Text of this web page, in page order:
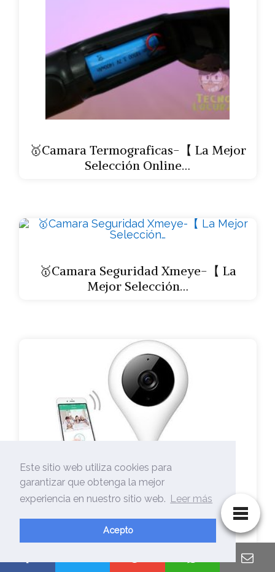
🥇Camara Termograficas-【 La Mejor
Selección Online…
🥇Camara Seguridad Xmeye-【 La
Mejor Selección…
🥇Camara Seguridad Xion-【 La
Mejor Selección…
Este sitio web utiliza cookies para
garantizar que obtenga la mejor
experiencia en nuestro sitio web. Leer más
Acepto